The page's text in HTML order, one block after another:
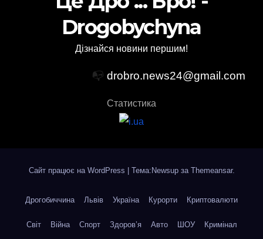
Drogobychyna
Дізнайся новини першим!
📭 drobro.news24@gmail.com
Статистика
Сайт працює на WordPress Тема:Newsup за Themeansar.
Дрогобиччина Львів Україна Курорти Криптовалюти
Світ Війна Спорт Здоров’я Авто ШОУ Кримінал